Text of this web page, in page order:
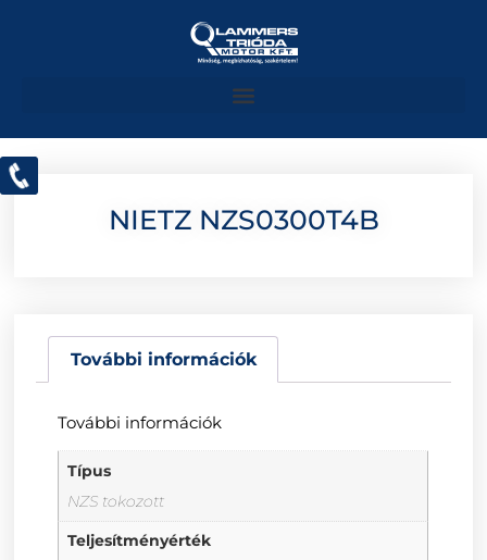
NIETZ NZS0300T4B
További információk
További információk
Típus
NZS tokozott
Teljesítményérték